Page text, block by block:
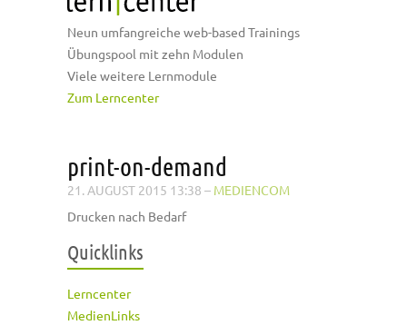
Neun umfangreiche web-based Trainings
Übungspool mit zehn Modulen
Viele weitere Lernmodule
Zum Lerncenter
print-on-demand
21. AUGUST 2015 13:38 – MEDIENCOM
Drucken nach Bedarf
Quicklinks
Lerncenter
MedienLinks